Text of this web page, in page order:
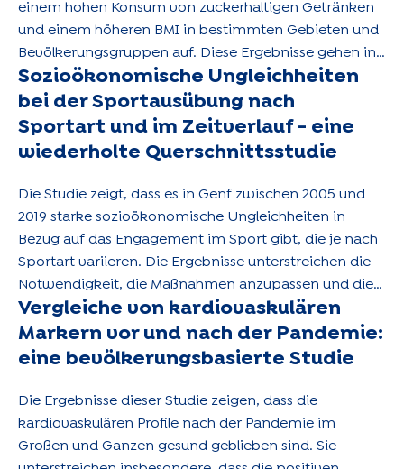
einem hohen Konsum von zuckerhaltigen Getränken
und einem höheren BMI in bestimmten Gebieten und
Bevölkerungsgruppen auf. Diese Ergebnisse gehen in
die Richtung der Förderung gezielter Maßnahmen im
Bereich der öffentlichen Gesundheit.
Sozioökonomische Ungleichheiten
bei der Sportausübung nach
Sportart und im Zeitverlauf - eine
wiederholte Querschnittsstudie
Die Studie zeigt, dass es in Genf zwischen 2005 und
2019 starke sozioökonomische Ungleichheiten in
Bezug auf das Engagement im Sport gibt, die je nach
Sportart variieren. Die Ergebnisse unterstreichen die
Notwendigkeit, die Maßnahmen anzupassen und die
Strategien zur Förderung der sportlichen Aktivität bei
den sozioökonomisch weniger begünstigten
Bevölkerungsgruppen gezielt auszurichten.
Vergleiche von kardiovaskulären
Markern vor und nach der Pandemie:
eine bevölkerungsbasierte Studie
Die Ergebnisse dieser Studie zeigen, dass die
kardiovaskulären Profile nach der Pandemie im
Großen und Ganzen gesund geblieben sind. Sie